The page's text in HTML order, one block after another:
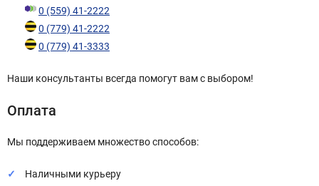
0 (559) 41-2222
0 (779) 41-2222
0 (779) 41-3333
Наши консультанты всегда помогут вам с выбором!
Оплата
Мы поддерживаем множество способов:
Наличными курьеру